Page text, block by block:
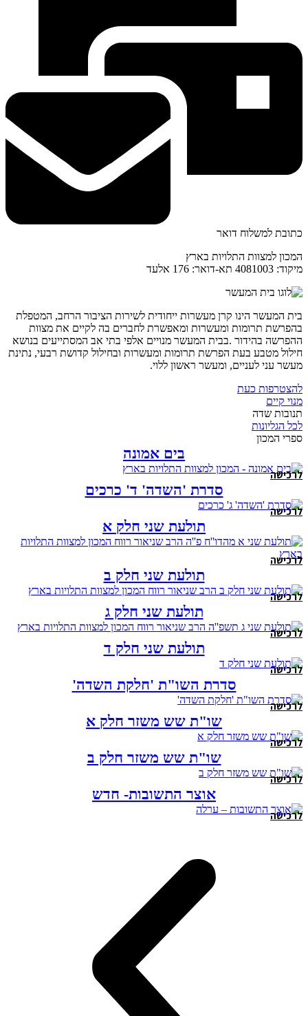
כתובת למשלוח דואר
המכון למצוות התלויות בארץ
מיקוד: 4081003 תא-דואר: 176 אלעד
בית המעשר הינו קרן מעשרות ייחודית לשירות הציבור הרחב, המטפלת
בהפרשת תרומות ומעשרות ומאפשרת לחברים בה לקיים את מצוות
ההפרשה בהידור .בבית המעשר מנויים אלפי בתי אב המסתייעים בנושא
חילול מטבע בעת הפרשת תרומות ומעשרות ובחילול קדושת רבעי, נתינת
מעשר עני לעניים, ומעשר ראשון ללוי.
להצטרפות כעת
מנוי קיים
תנובות שדה
לכל הגליונות
ספרי המכון
בים אמונה
לרכישה
סדרת 'השדה' ד' כרכים
לרכישה
תולעת שני חלק א
לרכישה
תולעת שני חלק ב
לרכישה
תולעת שני חלק ג
לרכישה
תולעת שני חלק ד
לרכישה
סדרת השו"ת 'חלקת השדה'
לרכישה
שו"ת שש משזר חלק א
לרכישה
שו"ת שש משזר חלק ב
לרכישה
אוצר התשובות- חדש
לרכישה